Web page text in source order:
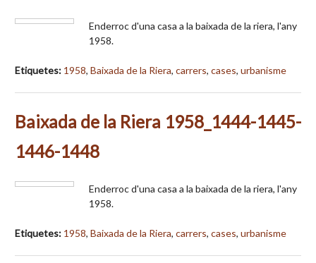
Enderroc d'una casa a la baixada de la riera, l'any
1958.
Etiquetes: 1958, Baixada de la Riera, carrers, cases, urbanisme
Baixada de la Riera 1958_1444-1445-
1446-1448
Enderroc d'una casa a la baixada de la riera, l'any
1958.
Etiquetes: 1958, Baixada de la Riera, carrers, cases, urbanisme